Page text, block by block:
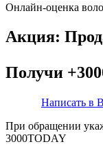
Онлайн-оценка
Акция:
Получи
Написать в
При обращении
3000TODAY